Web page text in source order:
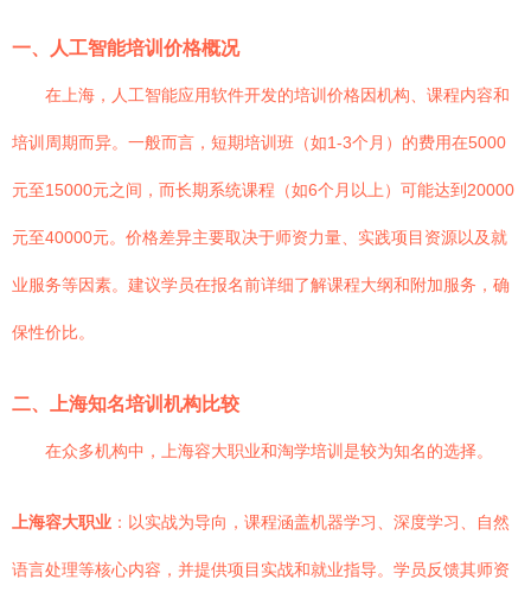
一、人工智能培训价格概况
在上海，人工智能应用软件开发的培训价格因机构、课程内容和
培训周期而异。一般而言，短期培训班（如1-3个月）的费用在5000
元至15000元之间，而长期系统课程（如6个月以上）可能达到20000
元至40000元。价格差异主要取决于师资力量、实践项目资源以及就
业服务等因素。建议学员在报名前详细了解课程大纲和附加服务，确
保性价比。
二、上海知名培训机构比较
在众多机构中，上海容大职业和淘学培训是较为知名的选择。
上海容大职业 ：以实战为导向，课程涵盖机器学习、深度学习、自然
语言处理等核心内容，并提供项目实战和就业指导。学员反馈其师资